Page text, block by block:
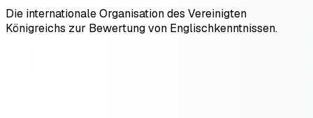
Die internationale Organisation des Vereinigten
Königreichs zur Bewertung von Englischkenntnissen.